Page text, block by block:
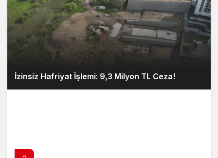
İzinsiz Hafriyat İşlemi: 9,3 Milyon TL Ceza!